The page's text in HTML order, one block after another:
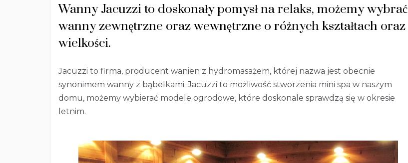
Wanny Jacuzzi to doskonały pomysł na relaks, możemy wybrać
wanny zewnętrzne oraz wewnętrzne o różnych kształtach oraz
wielkości.
Jacuzzi to firma, producent wanien z hydromasażem, której nazwa jest obecnie
synonimem wanny z bąbelkami. Jacuzzi to możliwość stworzenia mini spa w naszym
domu, możemy wybierać modele ogrodowe, które doskonale sprawdzą się w okresie
letnim.